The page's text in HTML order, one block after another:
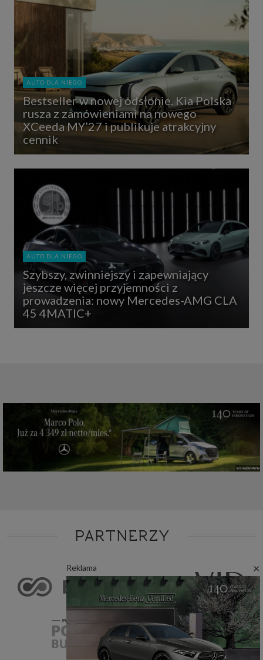
Reklama ×
AUTO DLA NIEGO
Bestseller w nowej odsłonie. Kia Polska
rusza z zamówieniami na nowego
XCeeda MY’27 i publikuje atrakcyjny
cennik
AUTO DLA NIEGO
Szybszy, zwinniejszy i zapewniający
jeszcze więcej przyjemności z
prowadzenia: nowy Mercedes-AMG CLA
45 4MATIC+
PARTNERZY